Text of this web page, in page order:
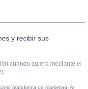
y recibir sus
cuando quiera mediante el
plataforma de marketing. Al